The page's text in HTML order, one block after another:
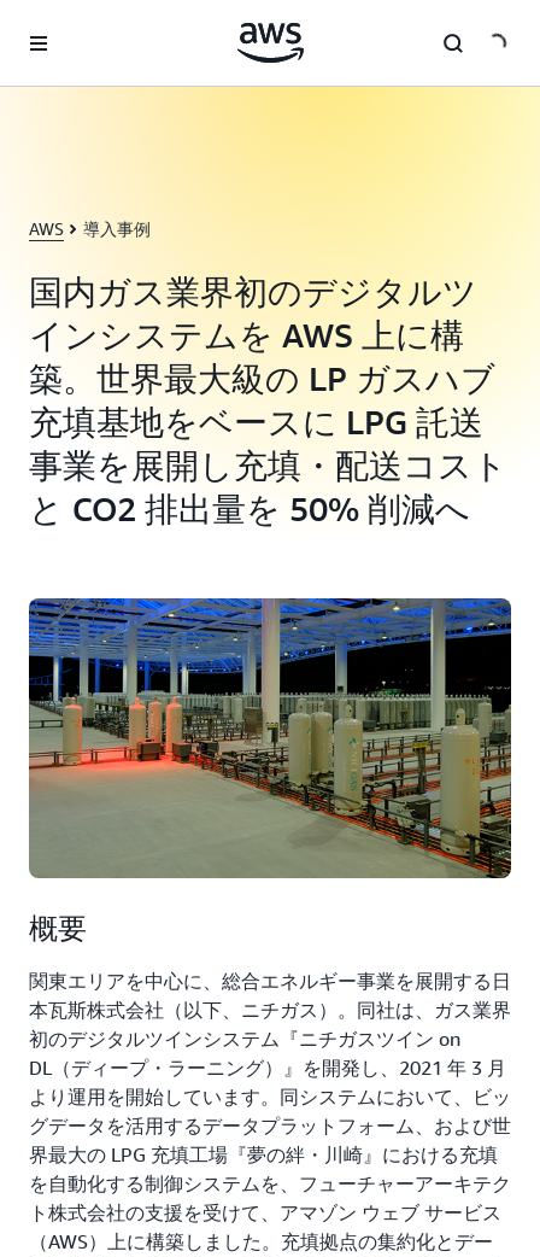
AWS 導入事例
国内ガス業界初のデジタルツ
インシステムを AWS 上に構
築。世界最大級の LP ガスハブ
充填基地をベースに LPG 託送
事業を展開し充填・配送コスト
と CO2 排出量を 50% 削減へ
概要
関東エリアを中心に、総合エネルギー事業を展開する日
本瓦斯株式会社（以下、ニチガス）。同社は、ガス業界
初のデジタルツインシステム『ニチガスツイン on
DL（ディープ・ラーニング）』を開発し、2021 年 3 月
より運用を開始しています。同システムにおいて、ビッ
グデータを活用するデータプラットフォーム、および世
界最大の LPG 充填工場『夢の絆・川崎』における充填
を自動化する制御システムを、フューチャーアーキテク
ト株式会社の支援を受けて、アマゾン ウェブ サービス
（AWS）上に構築しました。充填拠点の集約化とデー